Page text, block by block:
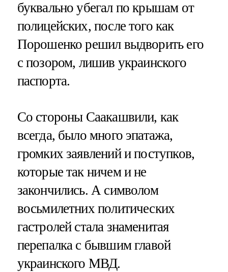
буквально убегал по крышам от
полицейских, после того как
Порошенко решил выдворить его
с позором, лишив украинского
паспорта.
Со стороны Саакашвили, как
всегда, было много эпатажа,
громких заявлений и поступков,
которые так ничем и не
закончились. А символом
восьмилетних политических
гастролей стала знаменитая
перепалка с бывшим главой
украинского МВД.